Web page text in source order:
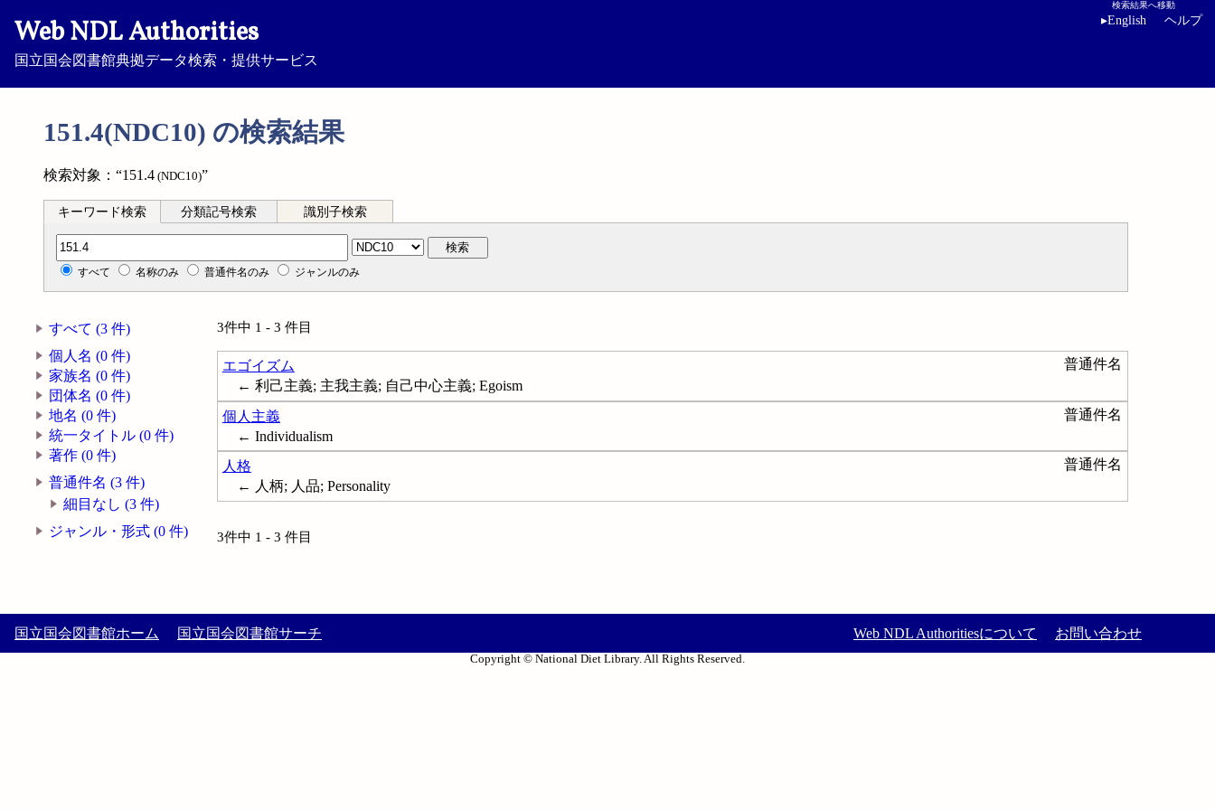
Web NDL Authorities
国立国会図書館典拠データ検索・提供サービス
検索結果へ移動
▸English ヘルプ
151.4(NDC10) の検索結果
検索対象：“151.4 (NDC10)”
キーワード検索 分類記号検索 識別子検索
分類記号検索 検索
すべて 名称のみ 普通件名のみ ジャンルのみ
すべて (3 件)
個人名 (0 件)
家族名 (0 件)
団体名 (0 件)
地名 (0 件)
統一タイトル (0 件)
著作 (0 件)
普通件名 (3 件)
細目なし (3 件)
ジャンル・形式 (0 件)
3件中 1 - 3 件目
エゴイズム
普通件名
← 利己主義; 主我主義; 自己中心主義; Egoism
個人主義
普通件名
← Individualism
人格
普通件名
← 人柄; 人品; Personality
3件中 1 - 3 件目
国立国会図書館ホーム 国立国会図書館サーチ Web NDL Authoritiesについて お問い合わせ
Copyright © National Diet Library. All Rights Reserved.